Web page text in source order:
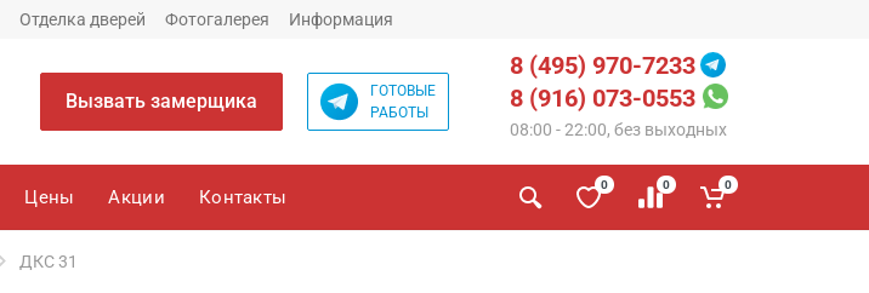
Отделка дверей Фотогалерея Информация
Вызвать замерщика
ГОТОВЫЕ
РАБОТЫ
8 (495) 970-7233
8 (916) 073-0553
08:00 - 22:00, без выходных
Цены Акции Контакты
0 0 0
ДКС 31